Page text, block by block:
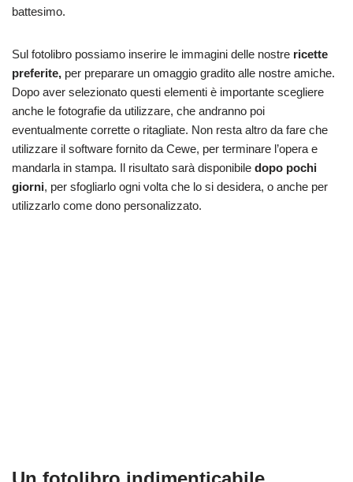
battesimo.
Sul fotolibro possiamo inserire le immagini delle nostre ricette
preferite, per preparare un omaggio gradito alle nostre amiche.
Dopo aver selezionato questi elementi è importante scegliere
anche le fotografie da utilizzare, che andranno poi
eventualmente corrette o ritagliate. Non resta altro da fare che
utilizzare il software fornito da Cewe, per terminare l’opera e
mandarla in stampa. Il risultato sarà disponibile dopo pochi
giorni, per sfogliarlo ogni volta che lo si desidera, o anche per
utilizzarlo come dono personalizzato.